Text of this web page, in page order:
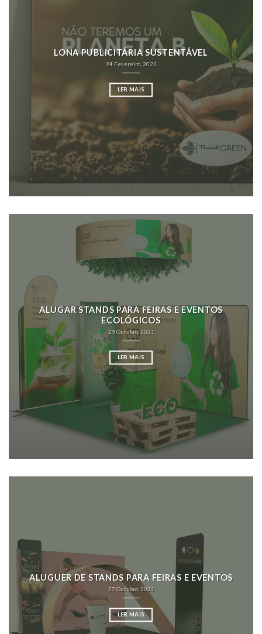
LONA PUBLICITÁRIA SUSTENTÁVEL
24 Fevereiro, 2022
LER MAIS
ALUGAR STANDS PARA FEIRAS E EVENTOS
ECOLÓGICOS
29 Outubro, 2021
LER MAIS
ALUGUER DE STANDS PARA FEIRAS E EVENTOS
27 Outubro, 2021
LER MAIS